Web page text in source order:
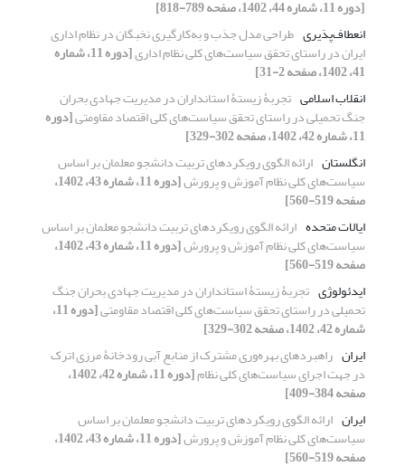
[دوره 11، شماره 44، 1402، صفحه 789-818]
انعطاف‌پذیری طراحی مدل جذب و به‌کارگیری نخبگان در نظام اداری
ایران در راستای تحقق سیاست‌های کلی نظام اداری [دوره 11، شماره
41، 1402، صفحه 2-31]
انقلاب اسلامی تجربۀ زیستۀ استانداران در مدیریت جهادی بحران
جنگ تحمیلی در راستای تحقق سیاست‌های کلی اقتصاد مقاومتی[دوره
11، شماره 42، 1402، صفحه 302-329]
انگلستان ارائه الگوی رویکردهای تربیت دانشجو معلمان بر اساس
سیاست‌های کلی نظام آموزش و پرورش [دوره 11، شماره 43، 1402،
صفحه 519-560]
ایالات متحده ارائه الگوی رویکردهای تربیت دانشجو معلمان بر اساس
سیاست‌های کلی نظام آموزش و پرورش [دوره 11، شماره 43، 1402،
صفحه 519-560]
ایدئولوژی تجربۀ زیستۀ استانداران در مدیریت جهادی بحران جنگ
تحمیلی در راستای تحقق سیاست‌های کلی اقتصاد مقاومتی [دوره 11،
شماره 42، 1402، صفحه 302-329]
ایران راهبردهای بهره‌وری مشترک از منابع آبی رودخانۀ مرزی اترک
در جهت اجرای سیاست‌های کلی نظام [دوره 11، شماره 42، 1402،
صفحه 384-409]
ایران ارائه الگوی رویکردهای تربیت دانشجو معلمان بر اساس
سیاست‌های کلی نظام آموزش و پرورش [دوره 11، شماره 43، 1402،
صفحه 519-560]